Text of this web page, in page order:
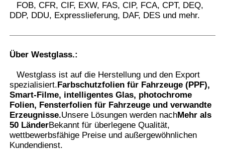
FOB, CFR, CIF, EXW, FAS, CIP, FCA, CPT, DEQ,
DDP, DDU, Expresslieferung, DAF, DES und mehr.
Über Westglass.:
Westglass ist auf die Herstellung und den Export
spezialisiert.Farbschutzfolien für Fahrzeuge (PPF),
Smart-Filme, intelligentes Glas, photochrome
Folien, Fensterfolien für Fahrzeuge und verwandte
Erzeugnisse.Unsere Lösungen werden nachMehr als
50 LänderBekannt für überlegene Qualität,
wettbewerbsfähige Preise und außergewöhnlichen
Kundendienst.